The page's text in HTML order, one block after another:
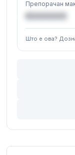
Препорачан
€XXXXXX
Што е ова?